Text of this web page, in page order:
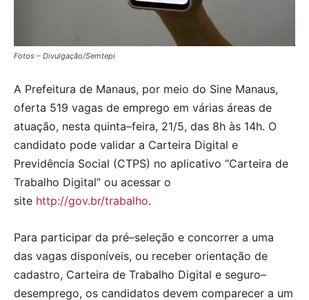
Fotos – Divulgação/Semtepi
A Prefeitura de Manaus, por meio do Sine Manaus,
oferta 519 vagas de emprego em várias áreas de
atuação, nesta quinta–feira, 21/5, das 8h às 14h. O
candidato pode validar a Carteira Digital e
Previdência Social (CTPS) no aplicativo “Carteira de
Trabalho Digital” ou acessar o
site http://gov.br/trabalho.
Para participar da pré–seleção e concorrer a uma
das vagas disponíveis, ou receber orientação de
cadastro, Carteira de Trabalho Digital e seguro–
desemprego, os candidatos devem comparecer a um